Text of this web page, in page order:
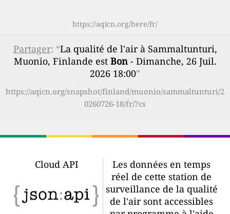
https://aqicn.org/here/fr/
Partager: “La qualité de l'air à Sammaltunturi,
Muonio, Finlande est Bon- Dimanche, 26 Juil.
2026 18:00”
https://aqicn.org/snapshot/finland/muonio/sammaltunturi/2
0260726-18/fr/?cs
Cloud API
Les données en temps
réel de cette station de
surveillance de la qualité
de l'air sont accessibles